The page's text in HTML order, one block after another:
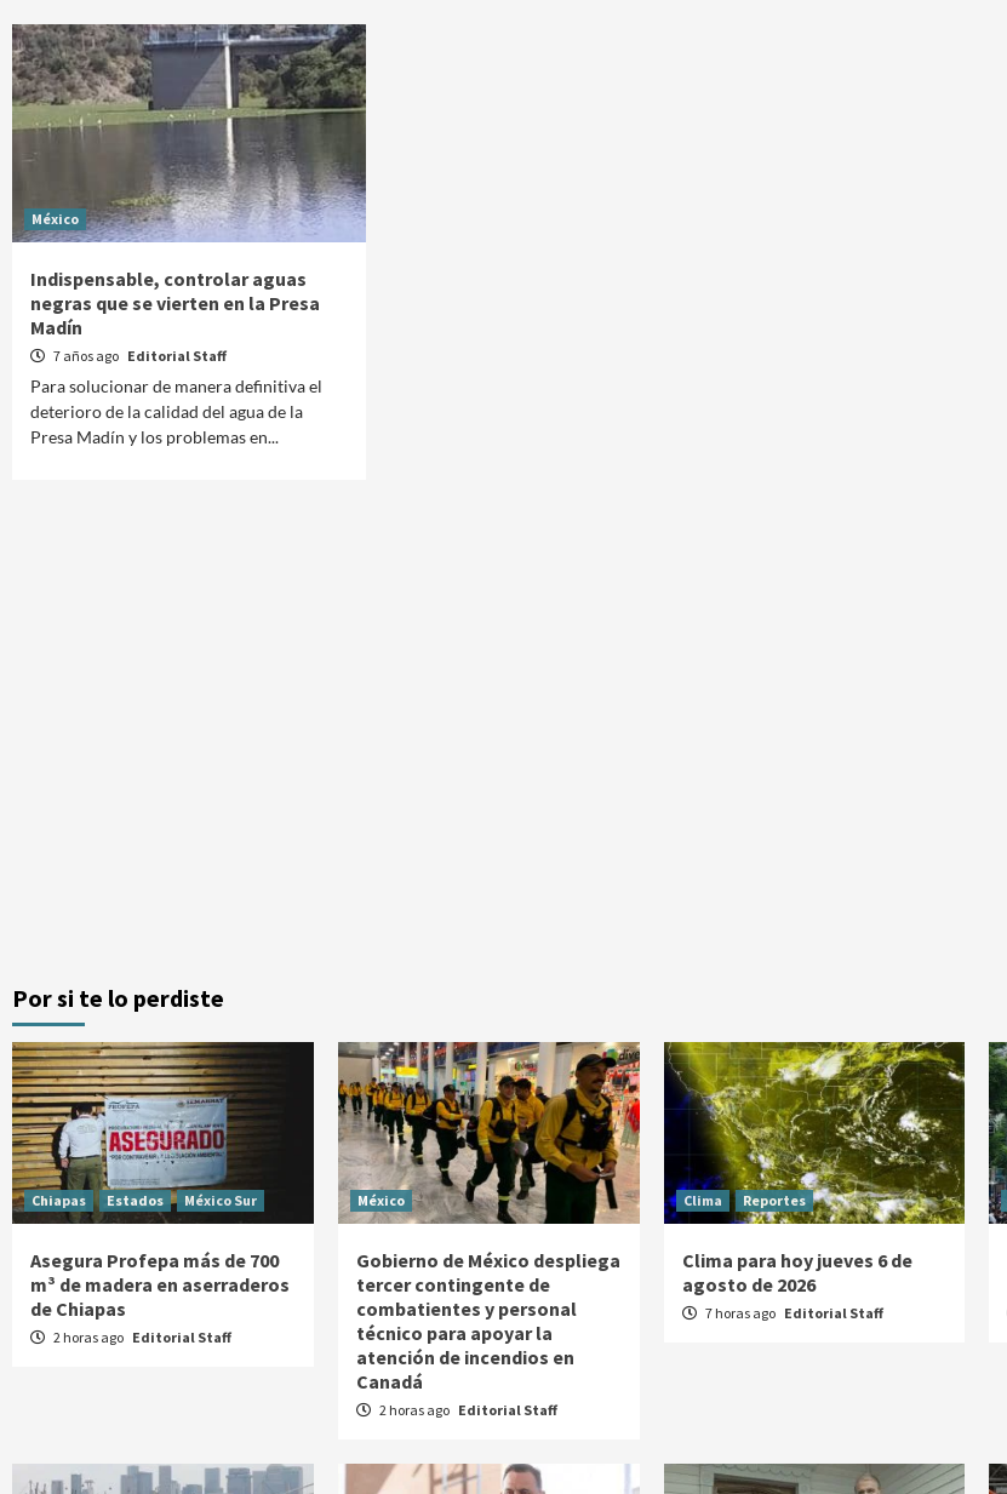
México
Indispensable, controlar aguas
negras que se vierten en la Presa
Madín
7 años ago Editorial Staff
Para solucionar de manera definitiva el
deterioro de la calidad del agua de la
Presa Madín y los problemas en...
Por si te lo perdiste
Chiapas Estados México Sur
Asegura Profepa más de 700
m³ de madera en aserraderos
de Chiapas
2 horas ago Editorial Staff
México
Gobierno de México despliega
tercer contingente de
combatientes y personal
técnico para apoyar la
atención de incendios en
Canadá
2 horas ago Editorial Staff
Clima Reportes
Clima para hoy jueves 6 de
agosto de 2026
7 horas ago Editorial Staff